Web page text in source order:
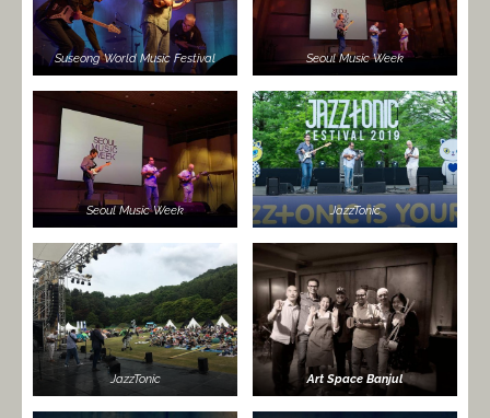
Suseong World Music Festival Seoul Music Week
Seoul Music Week JazzTonic
JazzTonic Art Space Banjul